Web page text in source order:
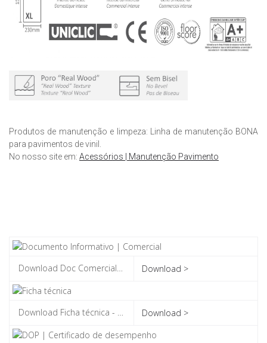
Produtos de manutenção e limpeza: Linha de manutenção BONA
para pavimentos de vinil.
No nosso site em: Acessórios | Manutenção Pavimento
Download >
Download >